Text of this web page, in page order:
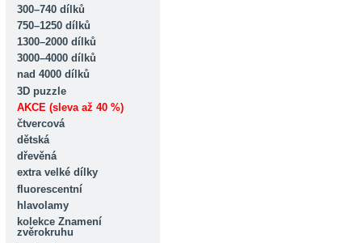
300–740 dílků
750–1250 dílků
1300–2000 dílků
3000–4000 dílků
nad 4000 dílků
3D puzzle
AKCE (sleva až 40 %)
čtvercová
dětská
dřevěná
extra velké dílky
fluorescentní
hlavolamy
kolekce Znamení
zvěrokruhu